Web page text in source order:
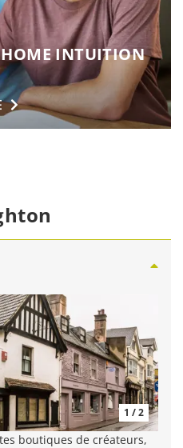
HOME INTUITION
1 / 2
boutiques de créateurs,